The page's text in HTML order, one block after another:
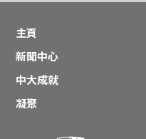
主頁
新聞中心
中大成就
凝聚